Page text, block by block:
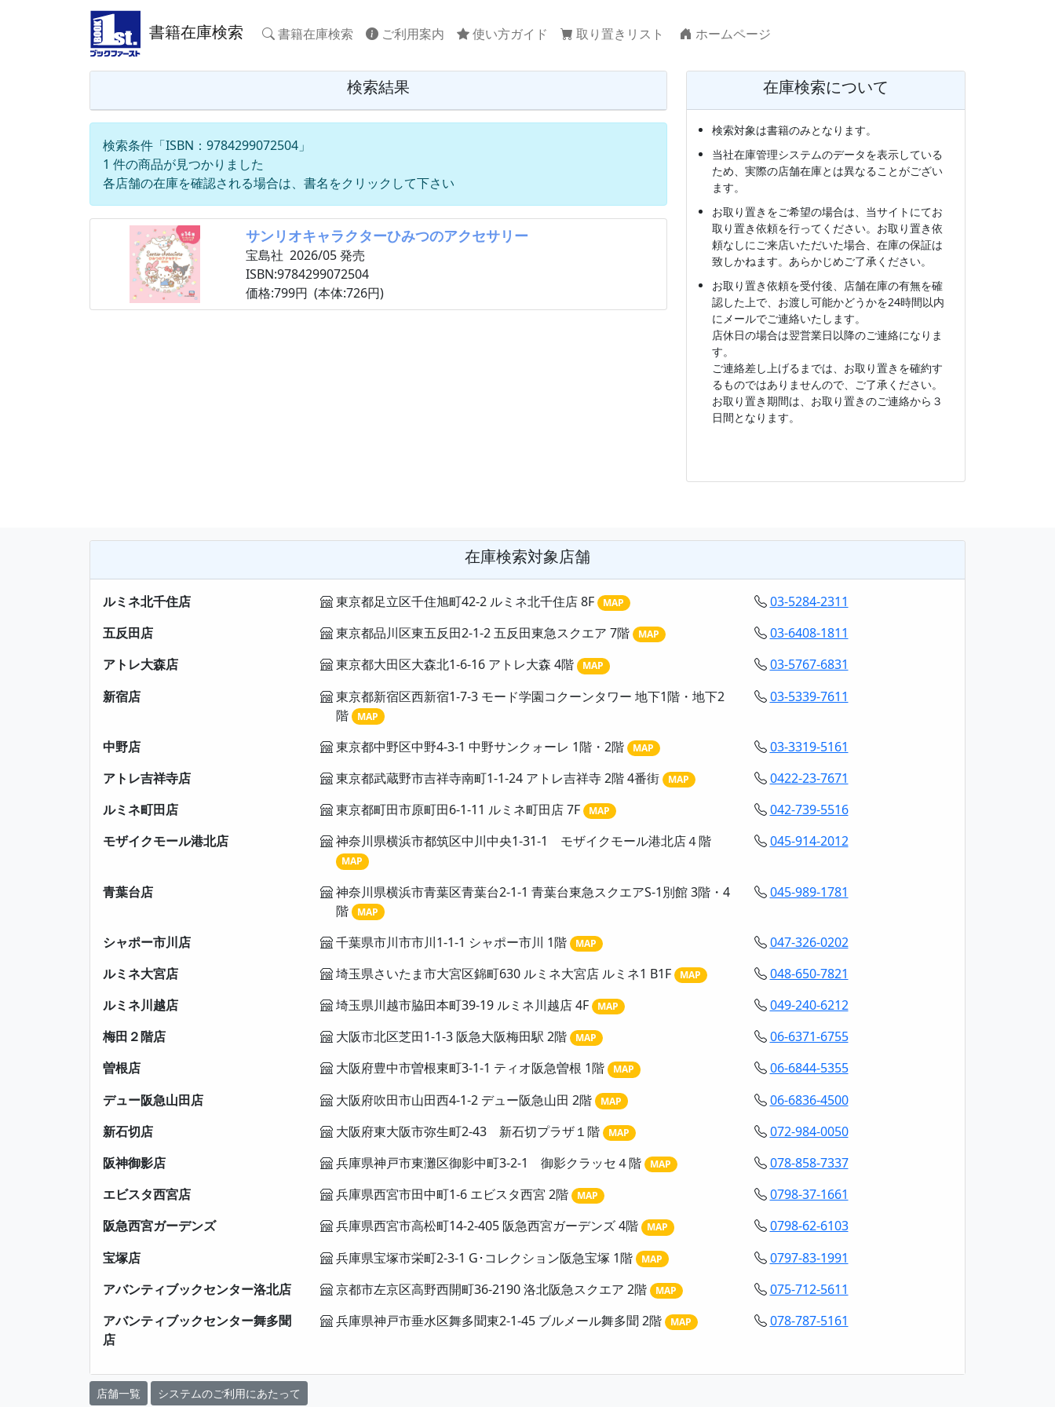
書籍在庫検索 書籍在庫検索 ご利用案内 使い方ガイド 取り置きリスト ホームページ
検索結果
検索条件「ISBN：9784299072504」
1 件の商品が見つかりました
各店舗の在庫を確認される場合は、書名をクリックして下さい
サンリオキャラクターひみつのアクセサリー
宝島社 2026/05 発売
ISBN:9784299072504
価格:799円 (本体:726円)
在庫検索について
検索対象は書籍のみとなります。
当社在庫管理システムのデータを表示している
ため、実際の店舗在庫とは異なることがござい
ます。
お取り置きをご希望の場合は、当サイトにてお
取り置き依頼を行ってください。お取り置き依
頼なしにご来店いただいた場合、在庫の保証は
致しかねます。あらかじめご了承ください。
お取り置き依頼を受付後、店舗在庫の有無を確
認した上で、お渡し可能かどうかを24時間以内
にメールでご連絡いたします。
店休日の場合は翌営業日以降のご連絡になりま
す。
ご連絡差し上げるまでは、お取り置きを確約す
るものではありませんので、ご了承ください。
お取り置き期間は、お取り置きのご連絡から３
日間となります。
在庫検索対象店舗
ルミネ北千住店 東京都足立区千住旭町42-2 ルミネ北千住店 8F MAP
03-5284-2311
五反田店
東京都品川区東五反田2-1-2 五反田東急スクエア 7階 MAP
03-6408-1811
アトレ大森店
東京都大田区大森北1-6-16 アトレ大森 4階 MAP
03-5767-6831
新宿店
東京都新宿区西新宿1-7-3 モード学園コクーンタワー 地下1階・地下2
階
MAP
03-5339-7611
中野店 東京都中野区中野4-3-1 中野サンクォーレ 1階・2階 MAP
03-3319-5161
アトレ吉祥寺店
東京都武蔵野市吉祥寺南町1-1-24 アトレ吉祥寺 2階 4番街 MAP
0422-23-7671
ルミネ町田店
東京都町田市原町田6-1-11 ルミネ町田店 7F MAP
042-739-5516
モザイクモール港北店
神奈川県横浜市都筑区中川中央1-31-1 モザイクモール港北店４階
MAP
045-914-2012
青葉台店
神奈川県横浜市青葉区青葉台2-1-1 青葉台東急スクエアS-1別館 3階・4
階
MAP
045-989-1781
シャポー市川店 千葉県市川市市川1-1-1 シャポー市川 1階 MAP
047-326-0202
ルミネ大宮店
埼玉県さいたま市大宮区錦町630 ルミネ大宮店 ルミネ1 B1F MAP
048-650-7821
ルミネ川越店
埼玉県川越市脇田本町39-19 ルミネ川越店 4F MAP
049-240-6212
梅田２階店
大阪市北区芝田1-1-3 阪急大阪梅田駅 2階 MAP
06-6371-6755
曽根店
大阪府豊中市曽根東町3-1-1 ティオ阪急曽根 1階 MAP
06-6844-5355
デュー阪急山田店
大阪府吹田市山田西4-1-2 デュー阪急山田 2階 MAP
06-6836-4500
新石切店
大阪府東大阪市弥生町2-43 新石切プラザ１階 MAP
072-984-0050
阪神御影店
兵庫県神戸市東灘区御影中町3-2-1 御影クラッセ４階 MAP
078-858-7337
エビスタ西宮店
兵庫県西宮市田中町1-6 エビスタ西宮 2階 MAP
0798-37-1661
阪急西宮ガーデンズ
兵庫県西宮市高松町14-2-405 阪急西宮ガーデンズ 4階 MAP
0798-62-6103
宝塚店
兵庫県宝塚市栄町2-3-1 G･コレクション阪急宝塚 1階 MAP
0797-83-1991
アバンティブックセンター洛北店
京都市左京区高野西開町36-2190 洛北阪急スクエア 2階 MAP
075-712-5611
アバンティブックセンター舞多聞
店
兵庫県神戸市垂水区舞多聞東2-1-45 ブルメール舞多聞 2階 MAP 078-787-5161
店舗一覧 システムのご利用にあたって